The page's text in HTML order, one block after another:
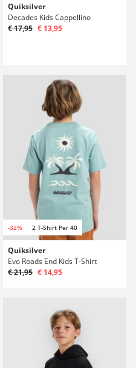
Quiksilver
Decades Kids Cappellino
€ 17,95 € 13,95
-32% 2 T-Shirt Per 40
Quiksilver
Evo Roads End Kids T-Shirt
€ 21,95 € 14,95